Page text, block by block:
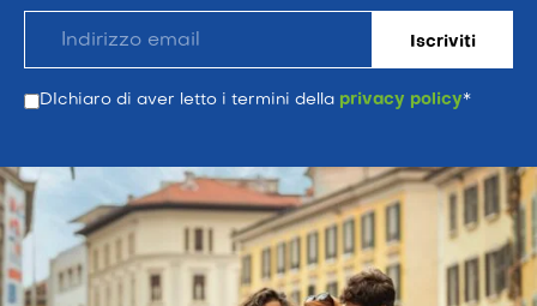
DIchiaro di aver letto i termini della privacy policy*